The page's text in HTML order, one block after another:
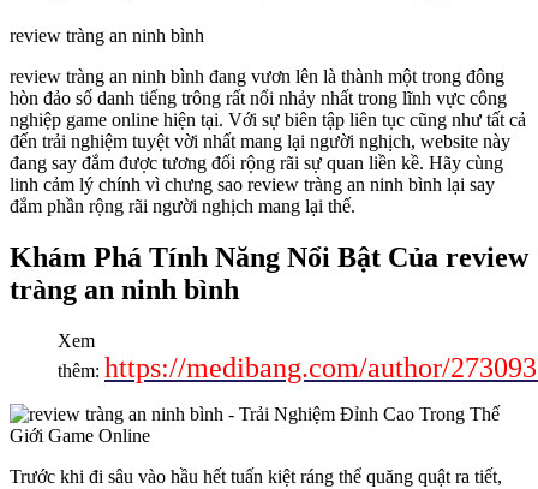
review tràng an ninh bình
review tràng an ninh bình đang vươn lên là thành một trong đông
hòn đảo số danh tiếng trông rất nổi nhảy nhất trong lĩnh vực công
nghiệp game online hiện tại. Với sự biên tập liên tục cũng như tất cả
đến trải nghiệm tuyệt vời nhất mang lại người nghịch, website này
đang say đắm được tương đối rộng rãi sự quan liền kề. Hãy cùng
linh cảm lý chính vì chưng sao review tràng an ninh bình lại say
đắm phần rộng rãi người nghịch mang lại thế.
Khám Phá Tính Năng Nổi Bật Của review
tràng an ninh bình
Xem
thêm: https://medibang.com/author/
Trước khi đi sâu vào hầu hết tuấn kiệt ráng thể quăng quật ra tiết,